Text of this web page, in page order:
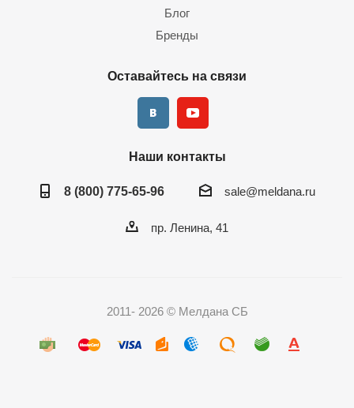
Блог
Бренды
Оставайтесь на связи
Наши контакты
8 (800) 775-65-96 sale@meldana.ru
пр. Ленина, 41
2011- 2026 © Мелдана СБ